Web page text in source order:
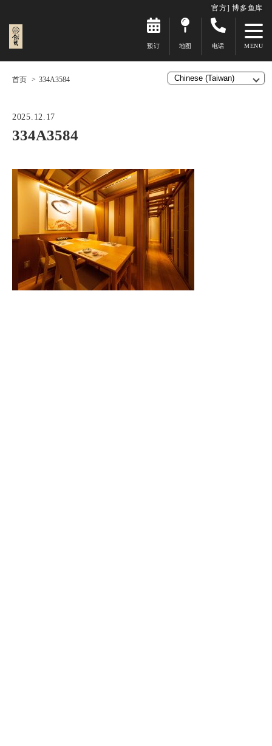
官方] 博多鱼库
预订 地图 电话
首页 334A3584
2025.12.17
334A3584